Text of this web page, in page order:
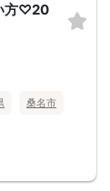
方♡20
桑名市